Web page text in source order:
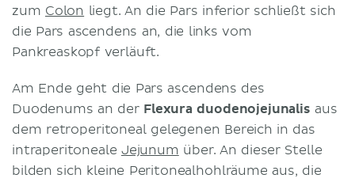
zum Colon liegt. An die Pars inferior schließt sich
die Pars ascendens an, die links vom
Pankreaskopf verläuft.
Am Ende geht die Pars ascendens des
Duodenums an der Flexura duodenojejunalis aus
dem retroperitoneal gelegenen Bereich in das
intraperitoneale Jejunum über. An dieser Stelle
bilden sich kleine Peritonealhohlräume aus, die